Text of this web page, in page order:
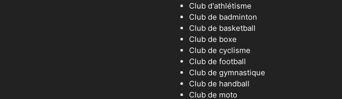
Club d'athlétisme
Club de badminton
Club de basketball
Club de boxe
Club de cyclisme
Club de football
Club de gymnastique
Club de handball
Club de moto